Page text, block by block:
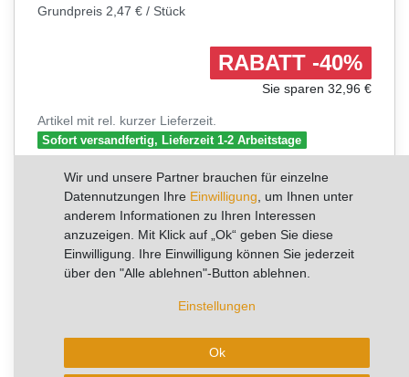
Grundpreis 2,47 € / Stück
RABATT -40%
Sie sparen 32,96 €
Artikel mit rel. kurzer Lieferzeit.
Sofort versandfertig, Lieferzeit 1-2 Arbeitstage
aktuell kann die Lieferzeit 2-4 Arbeitstage betragen!
✨ ⭐
In den Warenkorb
Wir und unsere Partner brauchen für einzelne
Datennutzungen Ihre Einwilligung, um Ihnen unter
anderem Informationen zu Ihren Interessen
anzuzeigen. Mit Klick auf „Ok“ geben Sie diese
Einwilligung. Ihre Einwilligung können Sie jederzeit
über den "Alle ablehnen"-Button ablehnen.
Einstellungen
Ok